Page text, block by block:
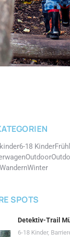
6-18 Kinder
Outdoor
WandernWinter
SPOTS
Detektiv-Trail
6-18 Kinder,